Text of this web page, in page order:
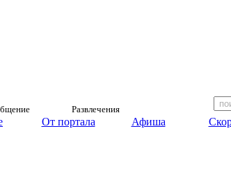
Развлечения
От портала Афиша